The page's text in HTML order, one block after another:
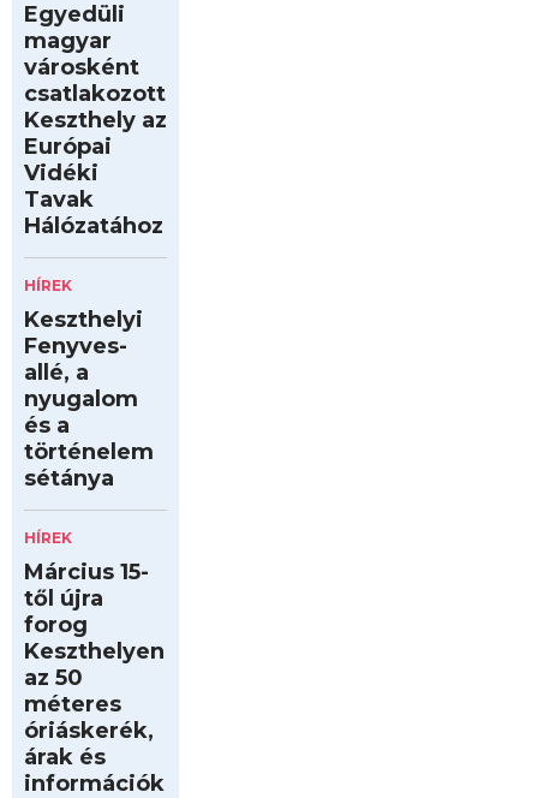
Egyedüli
magyar
városként
csatlakozott
Keszthely az
Európai
Vidéki
Tavak
Hálózatához
HÍREK
Keszthelyi
Fenyves-
allé, a
nyugalom
és a
történelem
sétánya
HÍREK
Március 15-
től újra
forog
Keszthelyen
az 50
méteres
óriáskerék,
árak és
információk